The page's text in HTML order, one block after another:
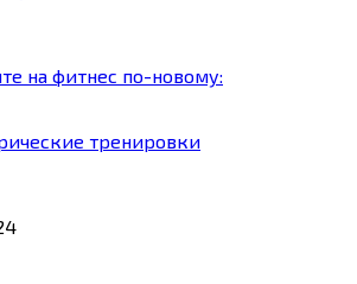
на фитнес по-новому:
тренировки